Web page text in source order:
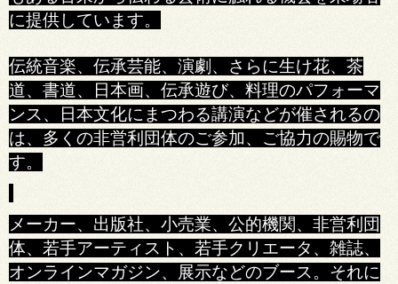
に提供しています。
伝統音楽、伝承芸能、演劇、さらに生け花、茶
道、書道、日本画、伝承遊び、料理のパフォーマ
ンス、日本文化にまつわる講演などが催されるの
は、多くの非営利団体のご参加、ご協力の賜物で
す。
メーカー、出版社、小売業、公的機関、非営利団
体、若手アーティスト、若手クリエータ、雑誌、
オンラインマガジン、展示などのブース。それに